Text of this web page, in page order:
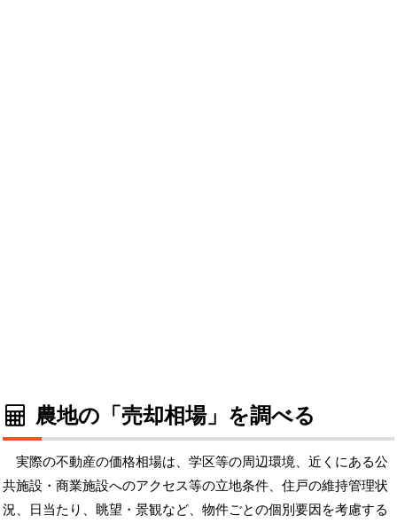
農地の「売却相場」を調べる
実際の不動産の価格相場は、学区等の周辺環境、近くにある公
共施設・商業施設へのアクセス等の立地条件、住戸の維持管理状
況、日当たり、眺望・景観など、物件ごとの個別要因を考慮する